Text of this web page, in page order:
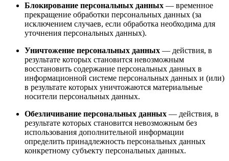
Блокирование персональных данных — временное
прекращение обработки персональных данных (за
исключением случаев, если обработка необходима для
уточнения персональных данных).
Уничтожение персональных данных — действия, в
результате которых становится невозможным
восстановить содержание персональных данных в
информационной системе персональных данных и (или)
в результате которых уничтожаются материальные
носители персональных данных.
Обезличивание персональных данных — действия, в
результате которых становится невозможным без
использования дополнительной информации
определить принадлежность персональных данных
конкретному субъекту персональных данных.